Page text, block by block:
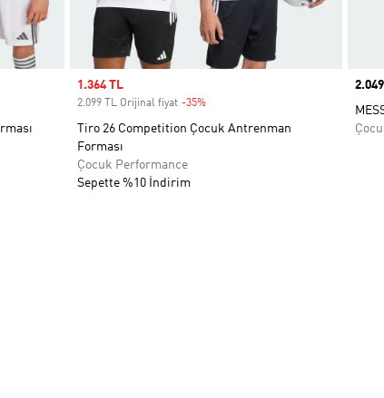
Sale price
1.364 TL
2.099 TL Orijinal fiyat -35%
Tiro 26 Competition Çocuk Antrenman
Forması
Çocuk Performance
Sepette %10 İndirim
Price